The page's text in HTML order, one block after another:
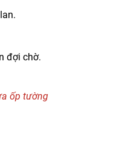
đợi chờ.
ốp tường